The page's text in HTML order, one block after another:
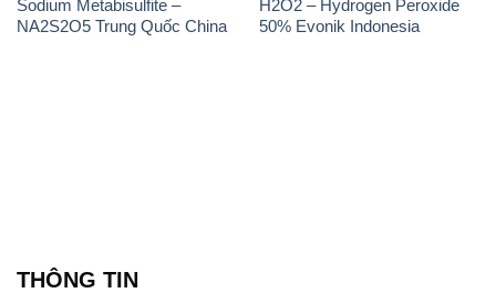
Sodium Metabisulfite –
NA2S2O5 Trung Quốc China
H2O2 – Hydrogen Peroxide
50% Evonik Indonesia
THÔNG TIN